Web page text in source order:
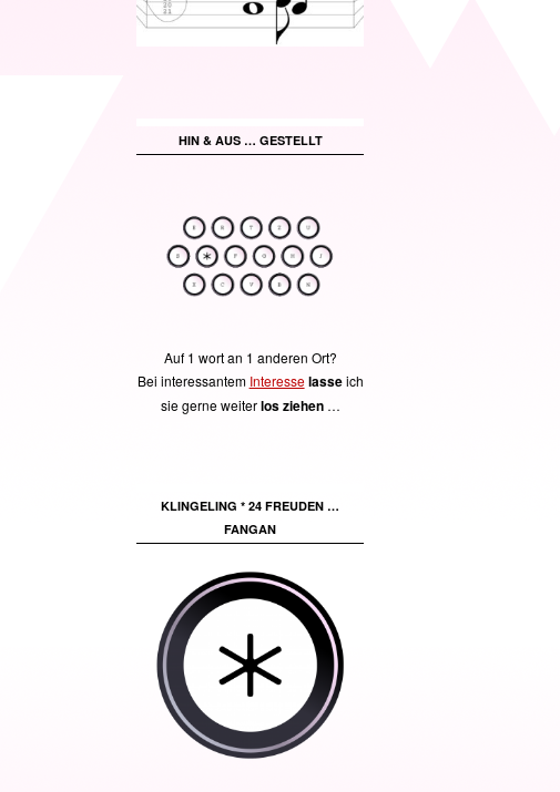
HIN & AUS … GESTELLT
Auf 1 wort an 1 anderen Ort?
Bei interessantem Interesse lasseich
sie gerne weiterlos ziehen…
KLINGELING * 24 FREUDEN …
FANGAN